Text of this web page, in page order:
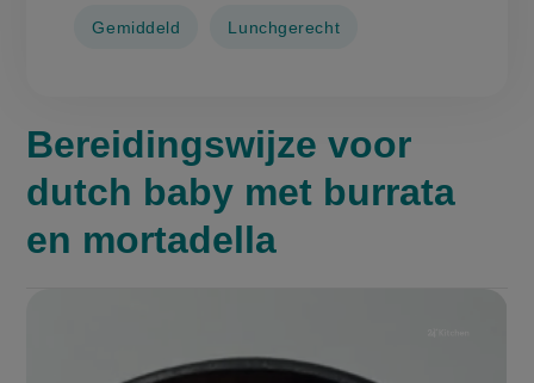
Gemiddeld Lunchgerecht
Bereidingswijze voor
dutch baby met burrata
en mortadella